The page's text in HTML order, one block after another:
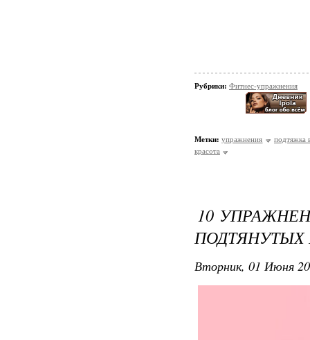
Рубрики: Фитнес-упражнения
Метки: упражнения
подтяжка
красота
10
ПОДТЯНУТЫХ
Вторник, 01 Июня